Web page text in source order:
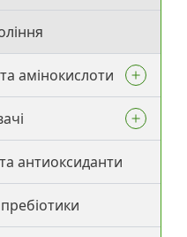
амінокислоти
кислота (різні
антиоксиданти